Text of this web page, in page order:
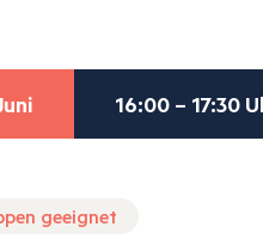
16:00 – 17:30
geeignet